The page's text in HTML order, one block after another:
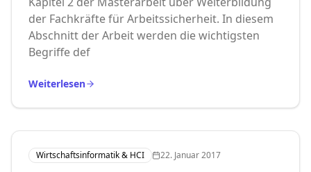
der Fachkräfte für Arbeitssicherheit. In diesem
Abschnitt der Arbeit werden die wichtigsten
Begriffe def
Weiterlesen
Wirtschaftsinformatik & HCI 22. Januar 2017